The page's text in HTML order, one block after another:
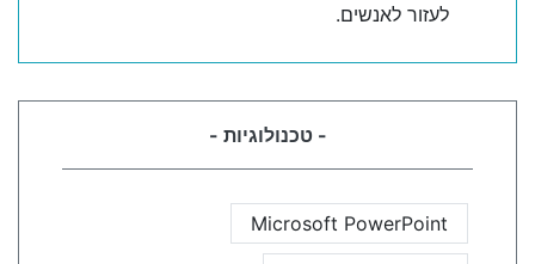
לעזור לאנשים.
- טכנולוגיות -
Microsoft PowerPoint